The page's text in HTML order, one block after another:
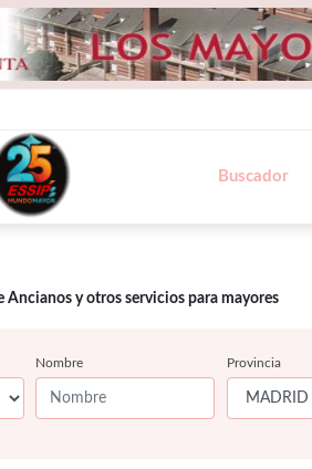
Buscador
Ancianos y otros servicios para mayores
Nombre Provincia